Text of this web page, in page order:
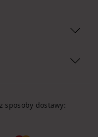
sposoby dostawy: